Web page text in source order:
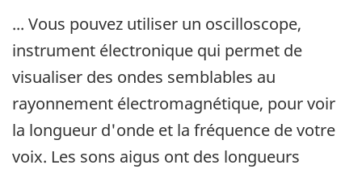
... Vous pouvez utiliser un oscilloscope,
instrument électronique qui permet de
visualiser des ondes semblables au
rayonnement électromagnétique, pour voir
la longueur d'onde et la fréquence de votre
voix. Les sons aigus ont des longueurs